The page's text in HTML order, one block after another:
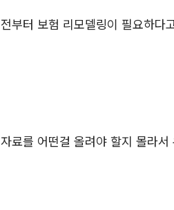
전부터 보험 리모델링이 필요하다
자료를 어떤걸 올려야 할지 몰라